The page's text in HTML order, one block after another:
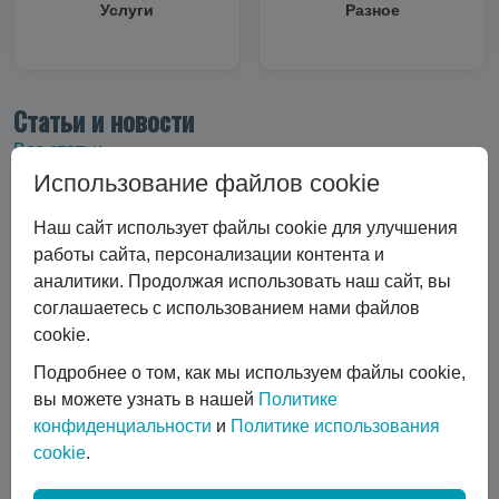
Услуги Разное
Статьи и новости
Все статьи
Все статьи
#Криоцилиндры
#Технические характеристики
#Вертикальные криоцилиндры
#Эксплуатация криоцилиндра
#Экономика и выбор
#Сравнение технологий
#Газовый лазер
#Горизонтальные криоцилиндры
#Ремонт и обслуживание
#коботы
#автоматизация сварки
#Транспортировка жидких газов
#Газовые баллоны
#Вентиль выдачи жидкости
Использование файлов cookie
Наш сайт использует файлы cookie для улучшения
работы сайта, персонализации контента и
аналитики. Продолжая использовать наш сайт, вы
соглашаетесь с использованием нами файлов
cookie.
Подробнее о том, как мы используем файлы cookie,
вы можете узнать в нашей Политике
конфиденциальности и Политике использования
cookie.